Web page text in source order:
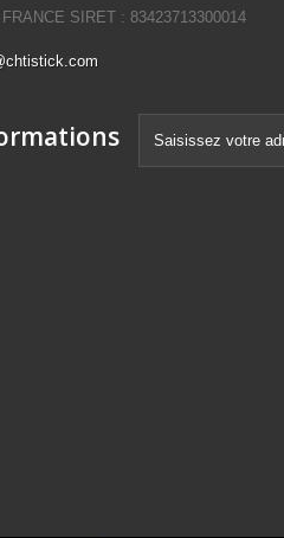
SIRET : 83423713300014